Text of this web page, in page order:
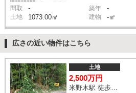
間取 - 築年 -
土地 1073.00㎡ 建物 -㎡
広さの近い物件はこちら
土地
2,500万円